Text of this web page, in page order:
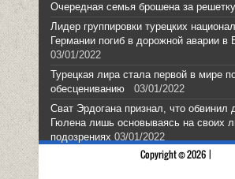
Очередная семья брошена за решетку
Лидер группировки турецких
Германии погиб в дорожной аварии в
03/01/2022
Турецкая лира стала первой в мире
обесцениванию
03/01/2022
Сват Эрдогана признал, что обвинил
Гюлена лишь основываясь на своих
подозрениях 03/01/2022
Copyright © 2026 |